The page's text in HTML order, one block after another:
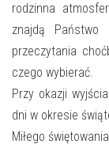
POLECANE
WYDARZENIA
FOTO
E-INFORMATOR
rodzinna
znajdą
przeczytania
czego wybierać.
Przy okazji
dni w okresie
Miłego